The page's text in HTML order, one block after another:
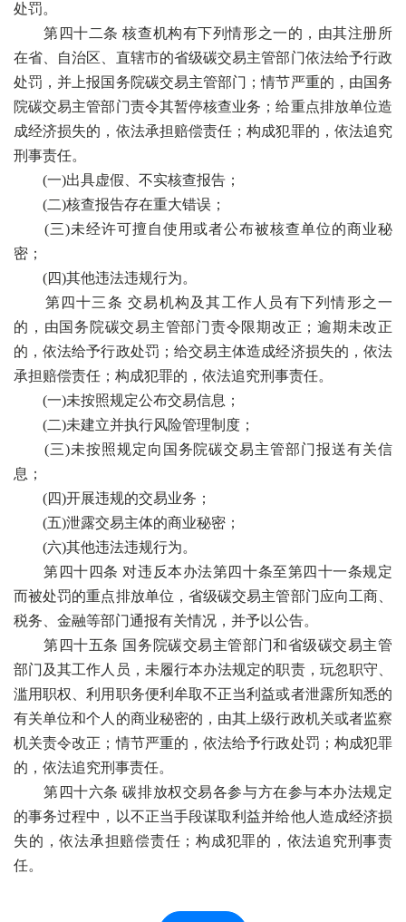
处罚。
第四十二条 核查机构有下列情形之一的，由其注册所
在省、自治区、直辖市的省级碳交易主管部门依法给予行政
处罚，并上报国务院碳交易主管部门；情节严重的，由国务
院碳交易主管部门责令其暂停核查业务；给重点排放单位造
成经济损失的，依法承担赔偿责任；构成犯罪的，依法追究
刑事责任。
(一)出具虚假、不实核查报告；
(二)核查报告存在重大错误；
(三)未经许可擅自使用或者公布被核查单位的商业秘
密；
(四)其他违法违规行为。
第四十三条 交易机构及其工作人员有下列情形之一
的，由国务院碳交易主管部门责令限期改正；逾期未改正
的，依法给予行政处罚；给交易主体造成经济损失的，依法
承担赔偿责任；构成犯罪的，依法追究刑事责任。
(一)未按照规定公布交易信息；
(二)未建立并执行风险管理制度；
(三)未按照规定向国务院碳交易主管部门报送有关信
息；
(四)开展违规的交易业务；
(五)泄露交易主体的商业秘密；
(六)其他违法违规行为。
第四十四条 对违反本办法第四十条至第四十一条规定
而被处罚的重点排放单位，省级碳交易主管部门应向工商、
税务、金融等部门通报有关情况，并予以公告。
第四十五条 国务院碳交易主管部门和省级碳交易主管
部门及其工作人员，未履行本办法规定的职责，玩忽职守、
滥用职权、利用职务便利牟取不正当利益或者泄露所知悉的
有关单位和个人的商业秘密的，由其上级行政机关或者监察
机关责令改正；情节严重的，依法给予行政处罚；构成犯罪
的，依法追究刑事责任。
第四十六条 碳排放权交易各参与方在参与本办法规定
的事务过程中，以不正当手段谋取利益并给他人造成经济损
失的，依法承担赔偿责任；构成犯罪的，依法追究刑事责
任。